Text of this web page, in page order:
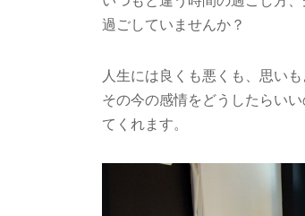
過ごしていませんか？
人生には良くも悪くも、思い
その今の感情をどうしたらい
てくれます。